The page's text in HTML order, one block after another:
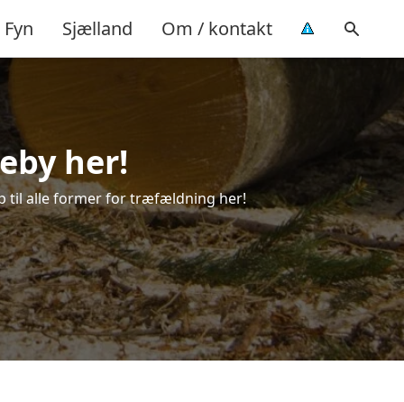
Fyn Sjælland Om / kontakt
her!
til alle former for træfældning her!